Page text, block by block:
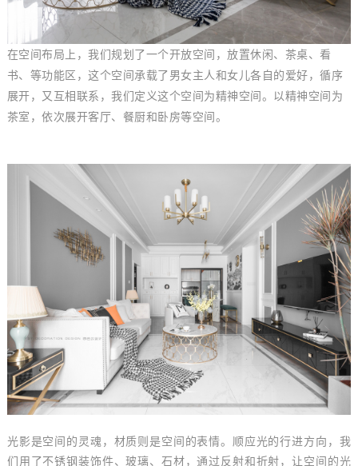
在空间布局上，我们规划了一个开放空间，放置休闲、茶桌、看
书、等功能区，这个空间承载了男女主人和女儿各自的爱好，循序
展开，又互相联系，我们定义这个空间为精神空间。以精神空间为
茶室，依次展开客厅、餐厨和卧房等空间。
光影是空间的灵魂，材质则是空间的表情。顺应光的行进方向，我
们用了不锈钢装饰件、玻璃、石材，通过反射和折射，让空间的光